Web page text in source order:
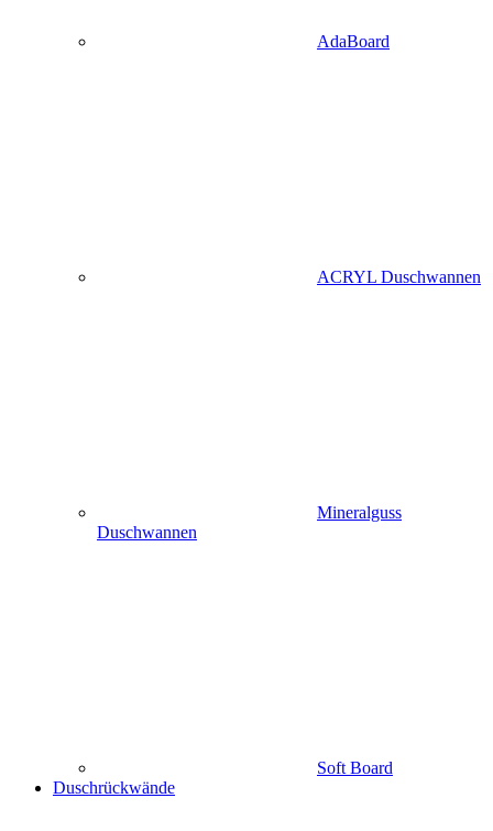
AdaBoard
ACRYL Duschwannen
Mineralguss
Duschwannen
Soft Board
Duschrückwände